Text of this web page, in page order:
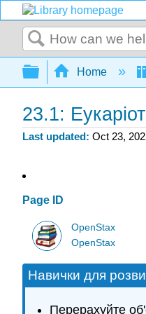
Search
Expand/
Home
23.1:
Last updated Oct 23,
Page ID
OpenStax
OpenStax
Навички для
Перерахуйте